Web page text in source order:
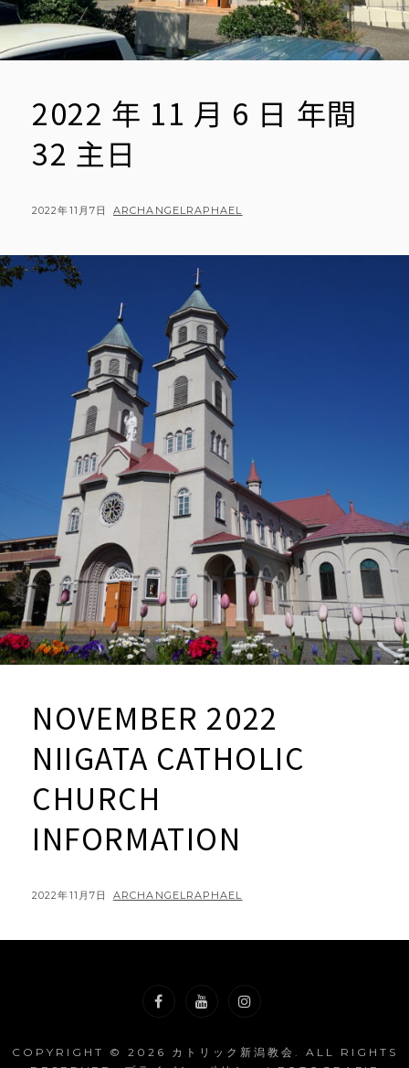
2022 年 11 月 6 日 年間
32 主日
POSTED
2022年11月7日 BY
ARCHANGELRAPHAEL
NOVEMBER 2022
NIIGATA CATHOLIC
CHURCH
INFORMATION
POSTED
2022年11月7日 BY
ARCHANGELRAPHAEL
COPYRIGHT © 2026 カトリック新潟教会 . ALL RIGHTS